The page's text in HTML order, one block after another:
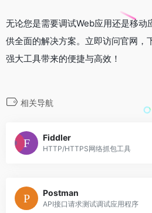
无论您是需要调试Web应用还是移
供全面的解决方案。立即访问官网，
强大工具带来的便捷与高效！
相关导航
Fiddler
HTTP/HTTPS网络抓包工具
Postman
API接口请求测试调试应用程序